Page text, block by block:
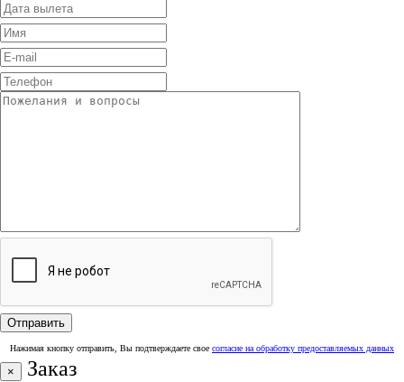
Нажимая кнопку отправить, Вы подтверждаете свое согласие на обработку предоставляемых данных
× Заказ